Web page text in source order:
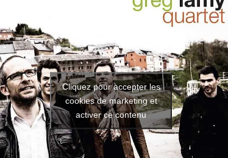
Cliquez pour accepter les
cookies de marketing et
activer ce contenu